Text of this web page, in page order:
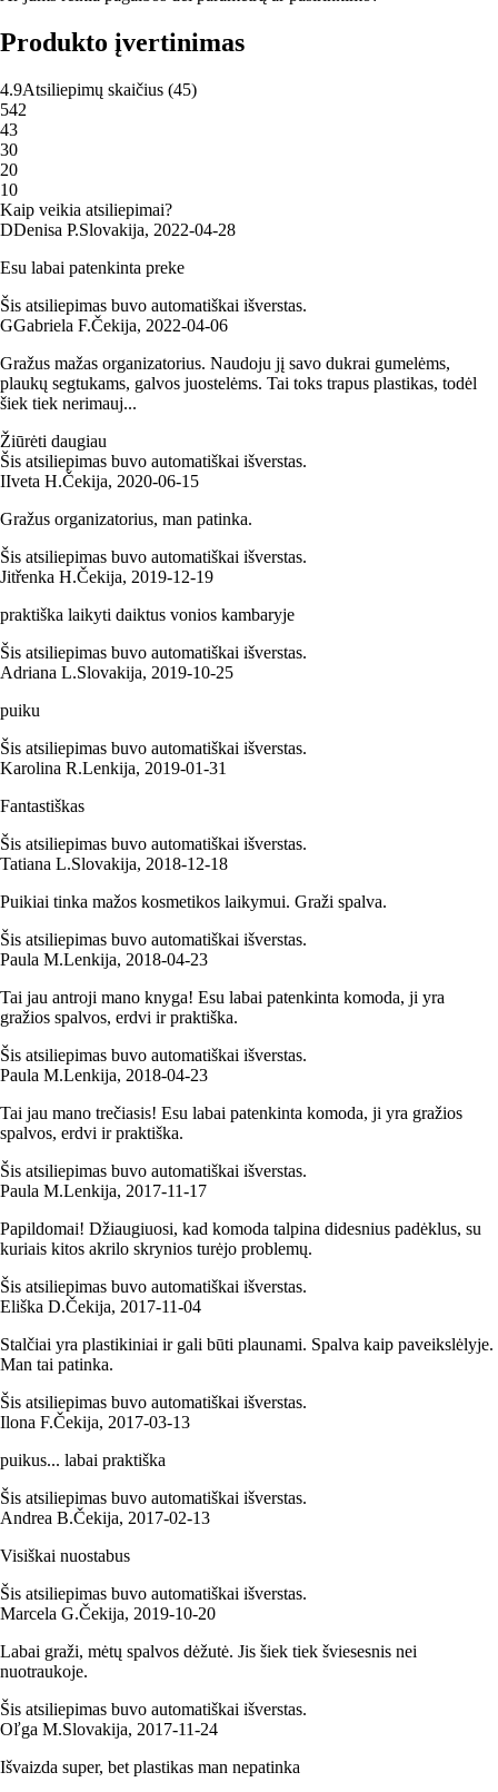
Produkto įvertinimas
4.9Atsiliepimų skaičius (45)
542
43
30
20
10
Kaip veikia atsiliepimai?
DDenisa P.Slovakija, 2022‑04‑28
Esu labai patenkinta preke
Šis atsiliepimas buvo automatiškai išverstas.
GGabriela F.Čekija, 2022‑04‑06
Gražus mažas organizatorius. Naudoju jį savo dukrai gumelėms,
plaukų segtukams, galvos juostelėms. Tai toks trapus plastikas, todėl
šiek tiek nerimauj...
Žiūrėti daugiau
Šis atsiliepimas buvo automatiškai išverstas.
IIveta H.Čekija, 2020‑06‑15
Gražus organizatorius, man patinka.
Šis atsiliepimas buvo automatiškai išverstas.
Jitřenka H.Čekija, 2019‑12‑19
praktiška laikyti daiktus vonios kambaryje
Šis atsiliepimas buvo automatiškai išverstas.
Adriana L.Slovakija, 2019‑10‑25
puiku
Šis atsiliepimas buvo automatiškai išverstas.
Karolina R.Lenkija, 2019‑01‑31
Fantastiškas
Šis atsiliepimas buvo automatiškai išverstas.
Tatiana L.Slovakija, 2018‑12‑18
Puikiai tinka mažos kosmetikos laikymui. Graži spalva.
Šis atsiliepimas buvo automatiškai išverstas.
Paula M.Lenkija, 2018‑04‑23
Tai jau antroji mano knyga! Esu labai patenkinta komoda, ji yra
gražios spalvos, erdvi ir praktiška.
Šis atsiliepimas buvo automatiškai išverstas.
Paula M.Lenkija, 2018‑04‑23
Tai jau mano trečiasis! Esu labai patenkinta komoda, ji yra gražios
spalvos, erdvi ir praktiška.
Šis atsiliepimas buvo automatiškai išverstas.
Paula M.Lenkija, 2017‑11‑17
Papildomai! Džiaugiuosi, kad komoda talpina didesnius padėklus, su
kuriais kitos akrilo skrynios turėjo problemų.
Šis atsiliepimas buvo automatiškai išverstas.
Eliška D.Čekija, 2017‑11‑04
Stalčiai yra plastikiniai ir gali būti plaunami. Spalva kaip paveikslėlyje.
Man tai patinka.
Šis atsiliepimas buvo automatiškai išverstas.
Ilona F.Čekija, 2017‑03‑13
puikus... labai praktiška
Šis atsiliepimas buvo automatiškai išverstas.
Andrea B.Čekija, 2017‑02‑13
Visiškai nuostabus
Šis atsiliepimas buvo automatiškai išverstas.
Marcela G.Čekija, 2019‑10‑20
Labai graži, mėtų spalvos dėžutė. Jis šiek tiek šviesesnis nei
nuotraukoje.
Šis atsiliepimas buvo automatiškai išverstas.
Oľga M.Slovakija, 2017‑11‑24
Išvaizda super, bet plastikas man nepatinka